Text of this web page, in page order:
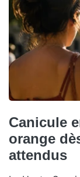
Canicule
orange
attendus